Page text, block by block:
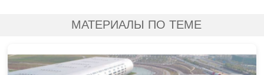
МАТЕРИАЛЫ ПО ТЕМЕ